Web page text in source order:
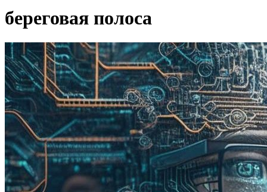
береговая полоса